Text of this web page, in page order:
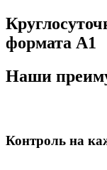
формата А1
Наши
Контроль на